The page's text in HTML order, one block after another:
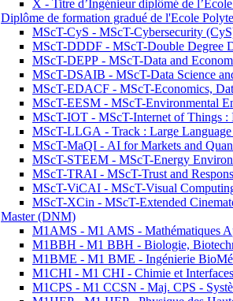
X - Titre d’Ingénieur diplômé de
Diplôme de formation gradué de l'Ecole
MScT-CyS - MScT-Cybersecurity
MScT-DDDF - MScT-Double Degree
MScT-DEPP - MScT-Data and
MScT-DSAIB - MScT-Data Science
MScT-EDACF - MScT-Economics,
MScT-EESM - MScT-Environmental
MScT-IOT - MScT-Internet of Things :
MScT-LLGA - Track : Large
MScT-MaQI - AI for Markets and
MScT-STEEM - MScT-Energy
MScT-TRAI - MScT-Trust and
MScT-ViCAI - MScT-Visual
MScT-XCin - MScT-Extended
Master (DNM)
M1AMS - M1 AMS - Mathématiques
M1BBH - M1 BBH - Biologie,
M1BME - M1 BME - Ingénierie
M1CHI - M1 CHI - Chimie et Interfaces
M1CPS - M1 CCSN - Maj. CPS -